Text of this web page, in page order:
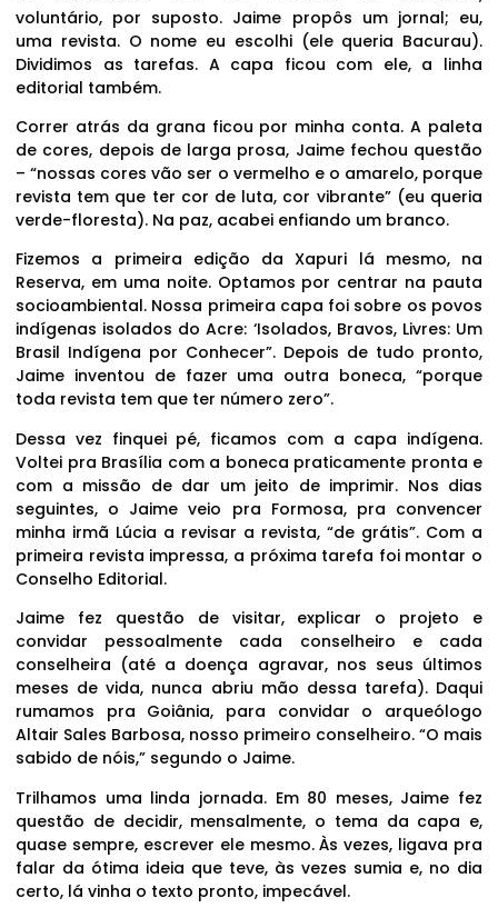
voluntário, por suposto. Jaime propôs um jornal; eu,
uma revista. O nome eu escolhi (ele queria Bacurau).
Dividimos as tarefas. A capa ficou com ele, a linha
editorial também.
Correr atrás da grana ficou por minha conta. A paleta
de cores, depois de larga prosa, Jaime fechou questão
– “nossas cores vão ser o vermelho e o amarelo, porque
revista tem que ter cor de luta, cor vibrante” (eu queria
verde-floresta). Na paz, acabei enfiando um branco.
Fizemos a primeira edição da Xapuri lá mesmo, na
Reserva, em uma noite. Optamos por centrar na pauta
socioambiental. Nossa primeira capa foi sobre os povos
indígenas isolados do Acre: ‘Isolados, Bravos, Livres: Um
Brasil Indígena por Conhecer”. Depois de tudo pronto,
Jaime inventou de fazer uma outra boneca, “porque
toda revista tem que ter número zero”.
Dessa vez finquei pé, ficamos com a capa indígena.
Voltei pra Brasília com a boneca praticamente pronta e
com a missão de dar um jeito de imprimir. Nos dias
seguintes, o Jaime veio pra Formosa, pra convencer
minha irmã Lúcia a revisar a revista, “de grátis”. Com a
primeira revista impressa, a próxima tarefa foi montar o
Conselho Editorial.
Jaime fez questão de visitar, explicar o projeto e
convidar pessoalmente cada conselheiro e cada
conselheira (até a doença agravar, nos seus últimos
meses de vida, nunca abriu mão dessa tarefa). Daqui
rumamos pra Goiânia, para convidar o arqueólogo
Altair Sales Barbosa, nosso primeiro conselheiro. “O mais
sabido de nóis,” segundo o Jaime.
Trilhamos uma linda jornada. Em 80 meses, Jaime fez
questão de decidir, mensalmente, o tema da capa e,
quase sempre, escrever ele mesmo. Às vezes, ligava pra
falar da ótima ideia que teve, às vezes sumia e, no dia
certo, lá vinha o texto pronto, impecável.